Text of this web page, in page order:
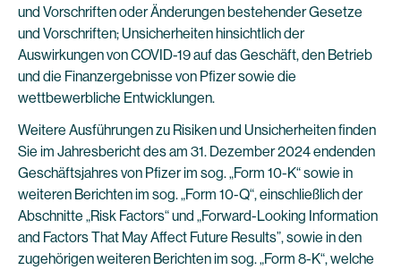
und Vorschriften oder Änderungen bestehender Gesetze
und Vorschriften; Unsicherheiten hinsichtlich der
Auswirkungen von COVID-19 auf das Geschäft, den Betrieb
und die Finanzergebnisse von Pfizer sowie die
wettbewerbliche Entwicklungen.
Weitere Ausführungen zu Risiken und Unsicherheiten finden
Sie im Jahresbericht des am 31. Dezember 2024 endenden
Geschäftsjahres von Pfizer im sog. „Form 10-K“ sowie in
weiteren Berichten im sog. „Form 10-Q“, einschließlich der
Abschnitte „Risk Factors“ und „Forward-Looking Information
and Factors That May Affect Future Results”, sowie in den
zugehörigen weiteren Berichten im sog. „Form 8-K“, welche